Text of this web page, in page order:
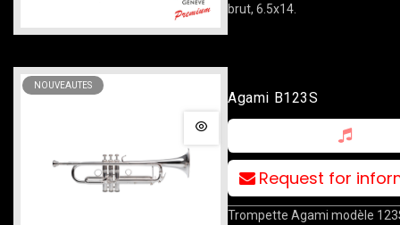
brut, 6.5x14.
NOUVEAUTES
Agami B123S
Request for
Trompette Agami modèle